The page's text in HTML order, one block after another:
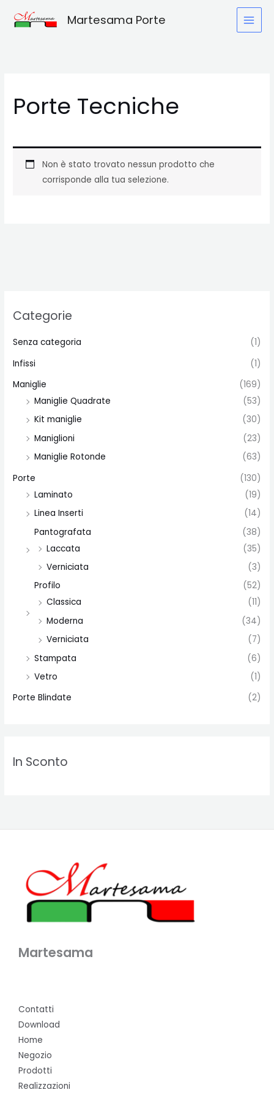
Martesama Porte
Categorie
Senza categoria
(1)
Infissi
(1)
Maniglie
(169)
Maniglie Quadrate
(53)
Kit maniglie
(30)
Maniglioni
(23)
Maniglie Rotonde
(63)
Porte
(130)
Laminato
(19)
Linea Inserti
(14)
Pantografata
(38)
Laccata
(35)
Verniciata
(3)
Profilo
(52)
Classica
(11)
Moderna
(34)
Verniciata
(7)
Stampata
(6)
Vetro
(1)
Porte Blindate
(2)
In Sconto
Porte Tecniche
Non è stato trovato nessun prodotto che
corrisponde alla tua selezione.
Martesama
Contatti
Download
Home
Negozio
Prodotti
Realizzazioni